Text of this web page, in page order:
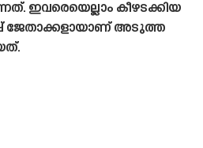
ഇവരെയെല്ലാം കീഴടക്കിയ
ജേതാക്കളായാണ് അടുത്ത